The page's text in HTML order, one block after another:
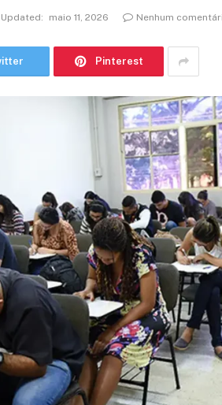
Updated: maio 11, 2026 Nenhum
Pinterest